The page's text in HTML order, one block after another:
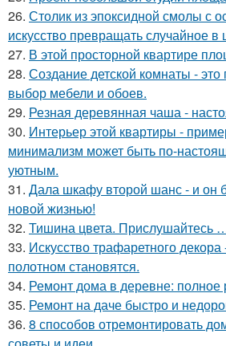
26. Столик из эпоксидной смолы с
искусство превращать случайное
27. В этой просторной квартире
28. Создание детской комнаты -
выбор мебели и обоев.
29. Резная деревянная чаша -
30. Интерьер этой квартиры -
минимализм может быть по-
уютным.
31. Дала шкафу второй шанс - и он
новой жизнью!
32. Тишина цвета. Прислушайтесь
33. Искусство трафаретного декора
полотном становятся.
34. Ремонт дома в деревне: полное
35. Ремонт на даче быстро и
36. 8 способов отремонтировать